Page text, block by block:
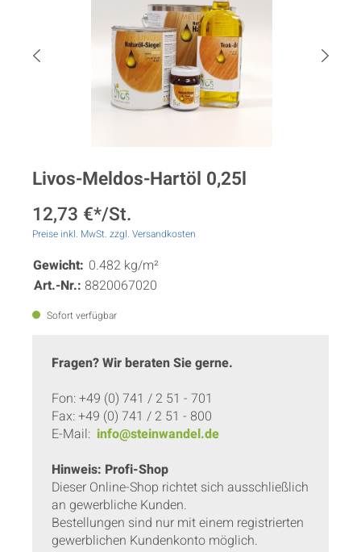
Livos-Meldos-Hartöl 0,25l
12,73 €*/St.
Preise inkl. MwSt. zzgl. Versandkosten
Gewicht: 0.482 kg/m²
Art.-Nr.: 8820067020
Sofort verfügbar
Fragen? Wir beraten Sie gerne.
Fon: +49 (0) 741 / 2 51 - 701
Fax: +49 (0) 741 / 2 51 - 800
E-Mail: info@steinwandel.de
Hinweis: Profi-Shop
Dieser Online-Shop richtet sich ausschließlich
an gewerbliche Kunden.
Bestellungen sind nur mit einem registrierten
gewerblichen Kundenkonto möglich.